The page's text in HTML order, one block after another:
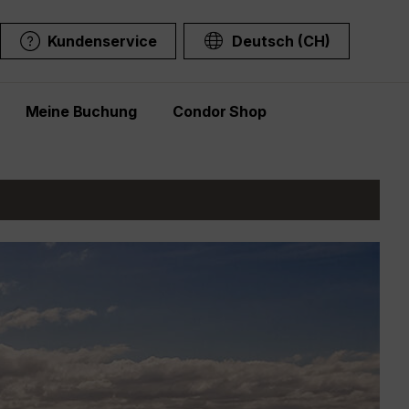
Kundenservice Deutsch (CH)
Meine Buchung Condor Shop